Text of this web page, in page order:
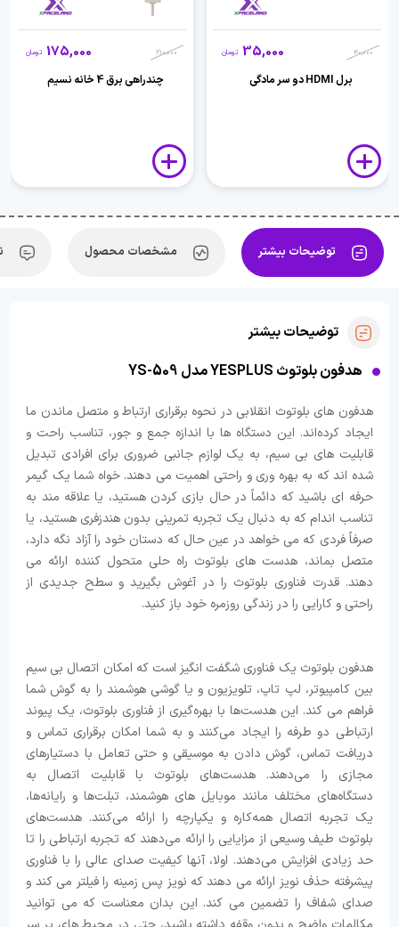
40,000
35,000 تومان
برل HDMI دو سر مادگی
210,000
175,000 تومان
چندراهی برق 4 خانه نسیم
توضیحات بیشتر مشخصات محصول
توضیحات بیشتر
هدفون بلوتوث YESPLUS مدل YS-509
هدفون های بلوتوث انقلابی در نحوه برقراری ارتباط و متصل ماندن ما
ایجاد کرده‌اند. این دستگاه ها با اندازه جمع و جور، تناسب راحت و
قابلیت های بی سیم، به یک لوازم جانبی ضروری برای افرادی تبدیل
شده اند که به بهره وری و راحتی اهمیت می دهند. خواه شما یک گیمر
حرفه ای باشید که دائماً در حال بازی کردن هستید، یا علاقه مند به
تناسب اندام که به دنبال یک تجربه تمرینی بدون هندزفری هستید، یا
صرفاً فردی که می خواهد در عین حال که دستان خود را آزاد نگه دارد،
متصل بماند، هدست های بلوتوث راه حلی متحول کننده ارائه می
دهند. قدرت فناوری بلوتوث را در آغوش بگیرید و سطح جدیدی از
راحتی و کارایی را در زندگی روزمره خود باز کنید.
هدفون بلوتوث یک فناوری شگفت انگیز است که امکان اتصال بی سیم
بین کامپیوتر، لپ تاپ، تلویزیون و یا گوشی هوشمند را به گوش شما
فراهم می کند. این هدست‌ها با بهره‌گیری از فناوری بلوتوث، یک پیوند
ارتباطی دو طرفه را ایجاد می‌کنند و به شما امکان برقراری تماس و
دریافت تماس، گوش دادن به موسیقی و حتی تعامل با دستیارهای
مجازی را می‌دهند. هدست‌های بلوتوث با قابلیت اتصال به
دستگاه‌های مختلف مانند موبایل ‌های هوشمند، تبلت‌ها و رایانه‌ها،
یک تجربه اتصال همه‌کاره و یکپارچه را ارائه می‌کنند. هدست‌های
بلوتوث طیف وسیعی از مزایایی را ارائه می‌دهند که تجربه ارتباطی را تا
حد زیادی افزایش می‌دهند. اولا، آنها کیفیت صدای عالی را با فناوری
پیشرفته حذف نویز ارائه می دهند که نویز پس زمینه را فیلتر می کند و
صدای شفاف را تضمین می کند. این بدان معناست که می توانید